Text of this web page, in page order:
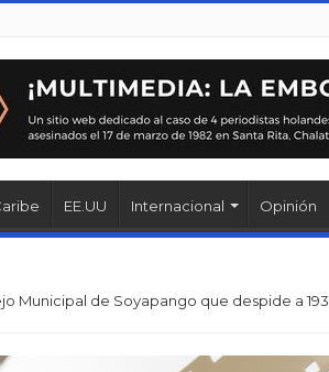
EE.UU Internacional Opinión
Municipal de Soyapango que despide a 193